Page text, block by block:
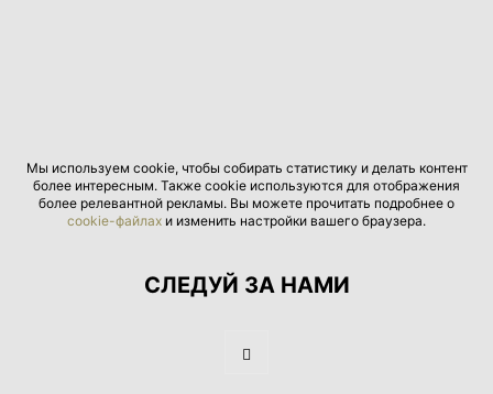
Мы используем cookie, чтобы собирать статистику и делать контент
более интересным. Также cookie используются для отображения
более релевантной рекламы. Вы можете прочитать подробнее о
cookie-файлах и изменить настройки вашего браузера.
СЛЕДУЙ ЗА НАМИ